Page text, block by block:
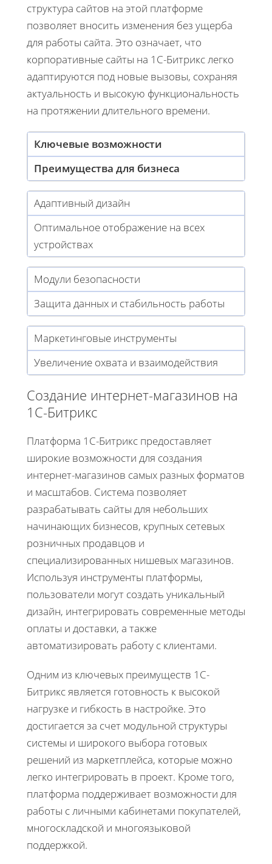
структура сайтов на этой платформе
позволяет вносить изменения без ущерба
для работы сайта. Это означает, что
корпоративные сайты на 1С-Битрикс легко
адаптируются под новые вызовы, сохраняя
актуальность и высокую функциональность
на протяжении длительного времени.
Ключевые возможности
Преимущества для бизнеса
Адаптивный дизайн
Оптимальное отображение на всех
устройствах
Модули безопасности
Защита данных и стабильность работы
Маркетинговые инструменты
Увеличение охвата и взаимодействия
Создание интернет-магазинов на
1С-Битрикс
Платформа 1С-Битрикс предоставляет
широкие возможности для создания
интернет-магазинов самых разных форматов
и масштабов. Система позволяет
разрабатывать сайты для небольших
начинающих бизнесов, крупных сетевых
розничных продавцов и
специализированных нишевых магазинов.
Используя инструменты платформы,
пользователи могут создать уникальный
дизайн, интегрировать современные методы
оплаты и доставки, а также
автоматизировать работу с клиентами.
Одним из ключевых преимуществ 1С-
Битрикс является готовность к высокой
нагрузке и гибкость в настройке. Это
достигается за счет модульной структуры
системы и широкого выбора готовых
решений из маркетплейса, которые можно
легко интегрировать в проект. Кроме того,
платформа поддерживает возможности для
работы с личными кабинетами покупателей,
многоскладской и многоязыковой
поддержкой.